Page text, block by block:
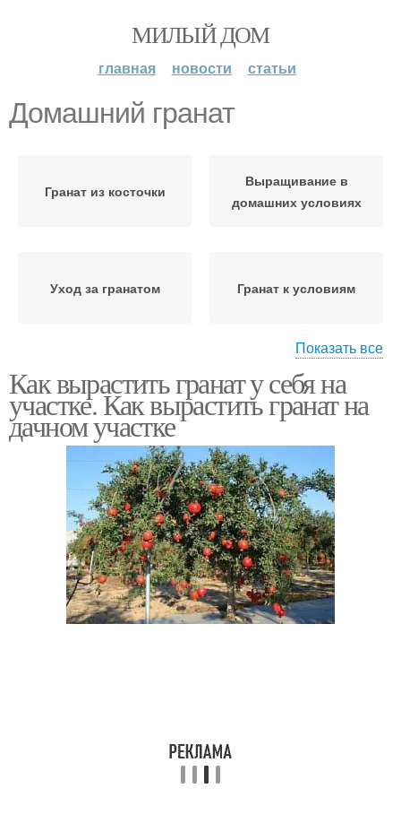
МИЛЫЙ ДОМ
главная новости статьи
Домашний гранат
Гранат из косточки
Выращивание в
домашних условиях
Уход за гранатом Гранат к условиям
Грунт для граната Домашние условия
Гранат в открытом
грунте
Показать все
Как вырастить гранат у себя на
участке. Как вырастить гранат на
дачном участке